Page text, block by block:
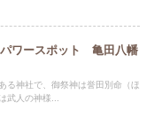
パワースポット 亀田八幡
る神社で、御祭神は誉田別命（ほ
武人の神様...